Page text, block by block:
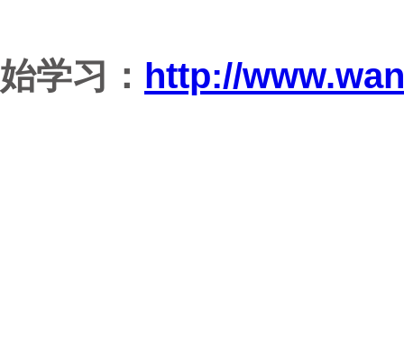
始学习： http://